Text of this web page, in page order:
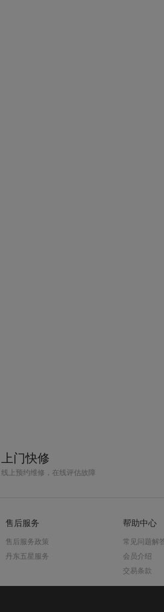
上门快修
线上预约维修，在线评估故障
售后服务
售后服务政策
丹东五星服务
帮助中心
常见问题解
会员介绍
交易条款